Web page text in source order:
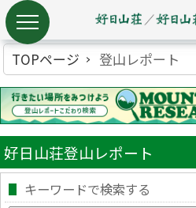
TOPページ 登山レポート
好日山荘登山レポート
キーワードで検索する